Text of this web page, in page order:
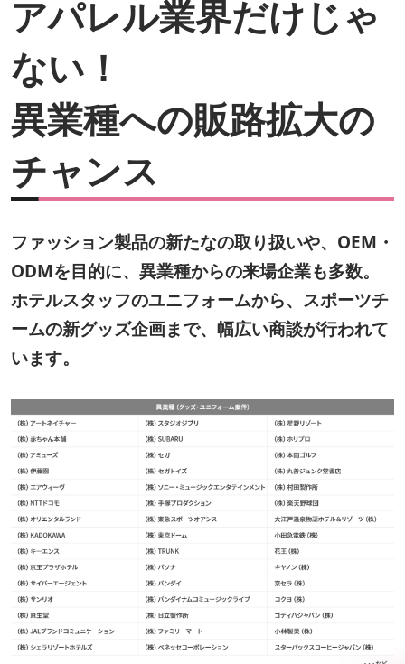
アパレル業界だけじゃ
ない！
異業種への販路拡大の
チャンス
ファッション製品の新たなの取り扱いや、OEM・
ODMを目的に、異業種からの来場企業も多数。
ホテルスタッフのユニフォームから、スポーツチ
ームの新グッズ企画まで、幅広い商談が行われて
います。